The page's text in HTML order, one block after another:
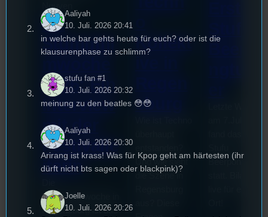
Nguyen
44.
Stummfil
2026: Ein
Interview
mit der
Festivalle
iterin
Stummfilmwoche in
Regensburg ist das
Kollekt
sburg
Und wie sieht
die Szene in
Aaliyah
10. Juli. 2026 20:41
in welche bar gehts heute für euch? oder ist die
klausurenphase zu schlimm?
stufu fan #1
10. Juli. 2026 20:32
meinung zu den beatles 😳😳
Aaliyah
10. Juli. 2026 20:30
Arirang ist krass! Was für Kpop geht am härtesten (ihr
dürft nicht bts sagen oder blackpink)?
Joelle
10. Juli. 2026 20:26